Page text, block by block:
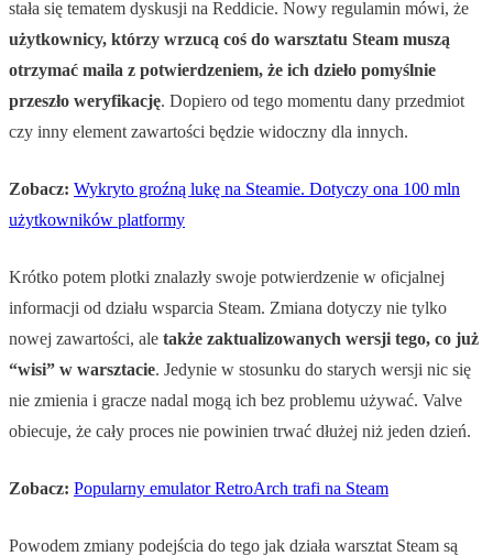
stała się tematem dyskusji na Reddicie. Nowy regulamin mówi, że
użytkownicy, którzy wrzucą coś do warsztatu Steam muszą
otrzymać maila z potwierdzeniem, że ich dzieło pomyślnie
przeszło weryfikację. Dopiero od tego momentu dany przedmiot
czy inny element zawartości będzie widoczny dla innych.
Zobacz: Wykryto groźną lukę na Steamie. Dotyczy ona 100 mln
użytkowników platformy
Krótko potem plotki znalazły swoje potwierdzenie w oficjalnej
informacji od działu wsparcia Steam. Zmiana dotyczy nie tylko
nowej zawartości, ale także zaktualizowanych wersji tego, co już
“wisi” w warsztacie. Jedynie w stosunku do starych wersji nic się
nie zmienia i gracze nadal mogą ich bez problemu używać. Valve
obiecuje, że cały proces nie powinien trwać dłużej niż jeden dzień.
Zobacz: Popularny emulator RetroArch trafi na Steam
Powodem zmiany podejścia do tego jak działa warsztat Steam są